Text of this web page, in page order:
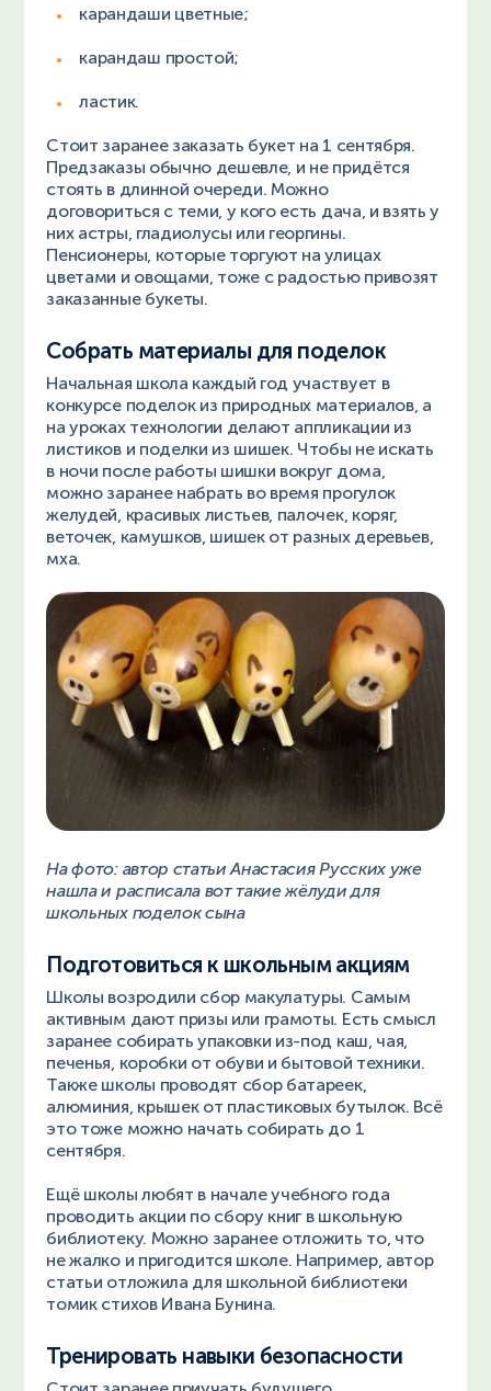
карандаши цветные;
карандаш простой;
ластик.
Стоит заранее заказать букет на 1 сентября.
Предзаказы обычно дешевле, и не придётся
стоять в длинной очереди. Можно
договориться с теми, у кого есть дача, и взять у
них астры, гладиолусы или георгины.
Пенсионеры, которые торгуют на улицах
цветами и овощами, тоже с радостью привозят
заказанные букеты.
Собрать материалы для поделок
Начальная школа каждый год участвует в
конкурсе поделок из природных материалов, а
на уроках технологии делают аппликации из
листиков и поделки из шишек. Чтобы не искать
в ночи после работы шишки вокруг дома,
можно заранее набрать во время прогулок
желудей, красивых листьев, палочек, коряг,
веточек, камушков, шишек от разных деревьев,
мха.
На фото: автор статьи Анастасия Русских уже
нашла и расписала вот такие жёлуди для
школьных поделок сына
Подготовиться к школьным акциям
Школы возродили сбор макулатуры. Самым
активным дают призы или грамоты. Есть смысл
заранее собирать упаковки из-под каш, чая,
печенья, коробки от обуви и бытовой техники.
Также школы проводят сбор батареек,
алюминия, крышек от пластиковых бутылок. Всё
это тоже можно начать собирать до 1
сентября.
Ещё школы любят в начале учебного года
проводить акции по сбору книг в школьную
библиотеку. Можно заранее отложить то, что
не жалко и пригодится школе. Например, автор
статьи отложила для школьной библиотеки
томик стихов Ивана Бунина.
Тренировать навыки безопасности